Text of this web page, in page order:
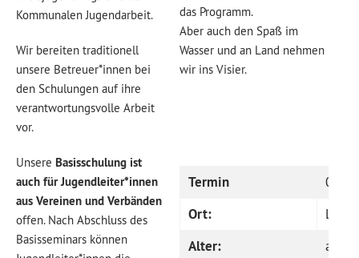
Kommunalen Jugendarbeit.
Wir bereiten traditionell
unsere Betreuer*innen bei
den Schulungen auf ihre
verantwortungsvolle Arbeit
vor.
Unsere Basisschulung ist
auch für Jugendleiter*innen
aus Vereinen und Verbänden
offen. Nach Abschluss des
Basisseminars können
das Programm.
Aber auch den Spaß im
Wasser und an Land nehmen
wir ins Visier.
Termin
08.
Ort:
Alter:
ab